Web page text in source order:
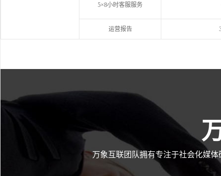
5×8小时客服服务
运营报告
万象互联团队拥有专注于社会化媒